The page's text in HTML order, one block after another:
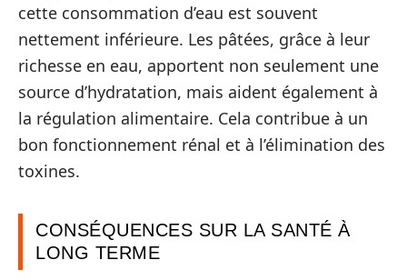
cette consommation d’eau est souvent
nettement inférieure. Les pâtées, grâce à leur
richesse en eau, apportent non seulement une
source d’hydratation, mais aident également à
la régulation alimentaire. Cela contribue à un
bon fonctionnement rénal et à l’élimination des
toxines.
CONSÉQUENCES SUR LA SANTÉ À
LONG TERME